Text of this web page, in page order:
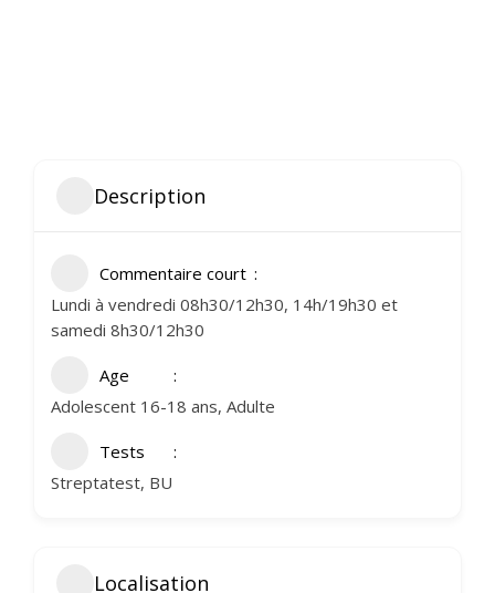
Description
Commentaire court
Lundi à vendredi 08h30/12h30, 14h/19h30 et
samedi 8h30/12h30
Age
Adolescent 16-18 ans, Adulte
Tests
Streptatest, BU
Localisation